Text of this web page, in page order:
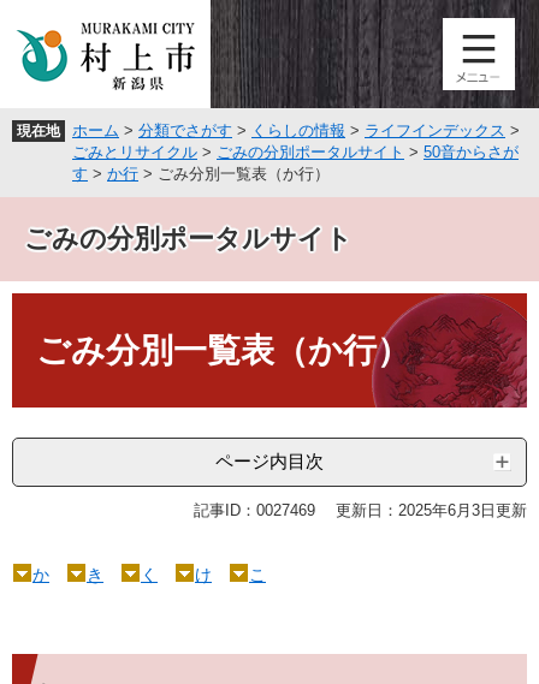
頭
飛
へ
現在地 ホーム > 分類でさがす > くらしの情報 > ライフインデックス >
ごみとリサイクル > ごみの分別ポータルサイト > 50音からさが
す > か行 > ごみ分別一覧表（か行）
ごみの分別ポータルサイト
ごみ分別一覧表（か行）
ページ内目次
記事ID：0027469 更新日：2025年6月3日更新
か き く け こ